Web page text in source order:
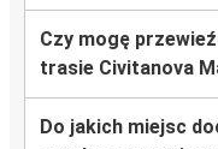
Czy mogę
trasie Civitanova
Do jakich miejsc